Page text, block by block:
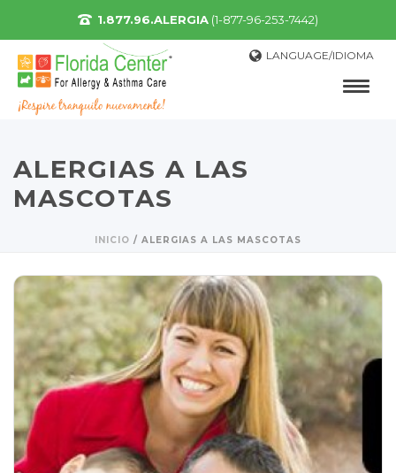
1.877.96.ALERGIA (1-877-96-253-7442)
LANGUAGE/IDIOMA
ALERGIAS A LAS
MASCOTAS
INICIO / ALERGIAS A LAS MASCOTAS